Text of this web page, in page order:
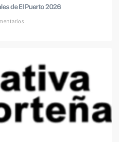
de El Puerto 2026